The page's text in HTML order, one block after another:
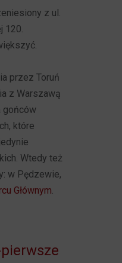
z ul.
120.
przez Toruń
z Warszawą
gońców
które
Wtedy też
w Pędzewie,
Głównym.